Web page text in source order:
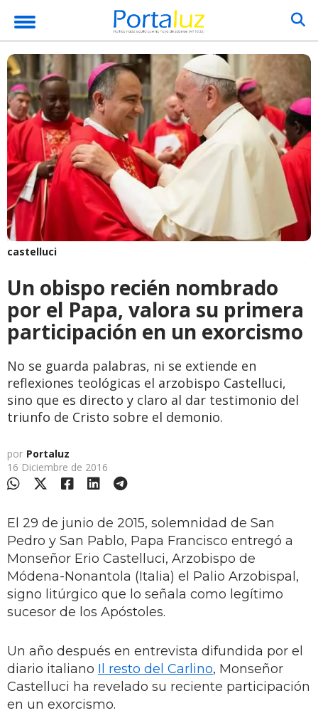
castelluci
Un obispo recién nombrado
por el Papa, valora su primera
participación en un exorcismo
No se guarda palabras, ni se extiende en
reflexiones teológicas el arzobispo Castelluci,
sino que es directo y claro al dar testimonio del
triunfo de Cristo sobre el demonio.
por Portaluz
16 Diciembre de 2016
El 29 de junio de 2015, solemnidad de San
Pedro y San Pablo, Papa Francisco entregó a
Monseñor Erio Castelluci, Arzobispo de
Módena-Nonantola (Italia) el Palio Arzobispal,
signo litúrgico que lo señala como legítimo
sucesor de los Apóstoles.
Un año después en entrevista difundida por el
diario italiano Il resto del Carlino, Monseñor
Castelluci ha revelado su reciente participación
en un exorcismo.